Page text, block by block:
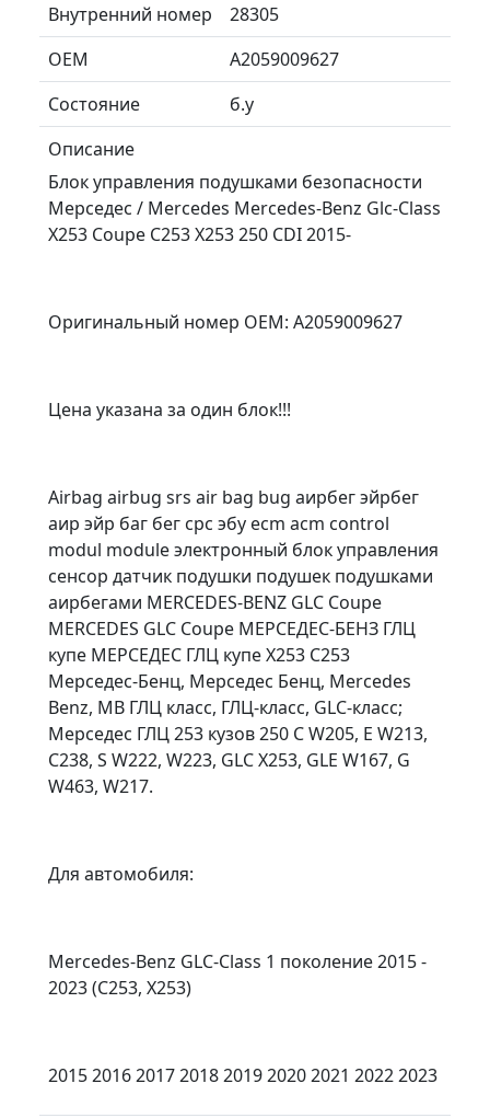
Внутренний номер
28305
ОЕМ
A2059009627
Состояние
б.у
Описание
Блок управления подушками безопасности
Мерседес / Mercedes Mercedes-Benz Glc-Class
X253 Coupe C253 X253 250 CDI 2015-
Оригинальный номер OEM: A2059009627
Цена указана за один блок!!!
Airbag airbug srs air bag bug аирбег эйрбег
аир эйр баг бег срс эбу ecm acm control
modul module электронный блок управления
сенсор датчик подушки подушек подушками
аирбегами MERCEDES-BENZ GLC Coupe
MERCEDES GLC Coupe МЕРСЕДЕС-БЕНЗ ГЛЦ
купе МЕРСЕДЕС ГЛЦ купе X253 C253
Мерседес-Бенц, Мерседес Бенц, Mercedes
Benz, MB ГЛЦ класс, ГЛЦ-класс, GLC-класс;
Мерседес ГЛЦ 253 кузов 250 C W205, E W213,
C238, S W222, W223, GLC X253, GLE W167, G
W463, W217.
Для автомобиля:
Mercedes-Benz GLC-Class 1 поколение 2015 -
2023 (C253, X253)
2015 2016 2017 2018 2019 2020 2021 2022 2023